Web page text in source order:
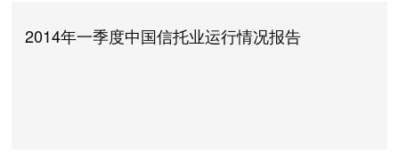
2014年一季度中国信托业运行情况报告